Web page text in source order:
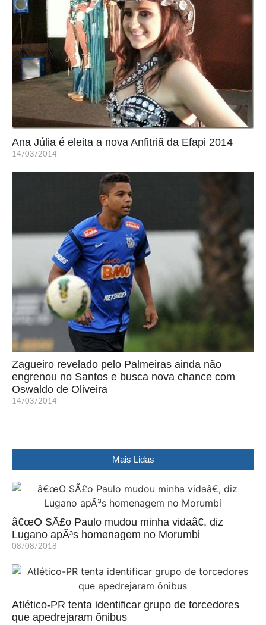
Ana Júlia é eleita a nova Anfitriã da Efapi 2014
14/03/2014
Zagueiro revelado pelo Palmeiras ainda não
engrenou no Santos e busca nova chance com
Oswaldo de Oliveira
14/03/2014
Mais Lidas
â€œO SÃ£o Paulo mudou minha vidaâ€, diz
Lugano apÃ³s homenagem no Morumbi
08/08/2018
Atlético-PR tenta identificar grupo de torcedores
que apedrejaram ônibus